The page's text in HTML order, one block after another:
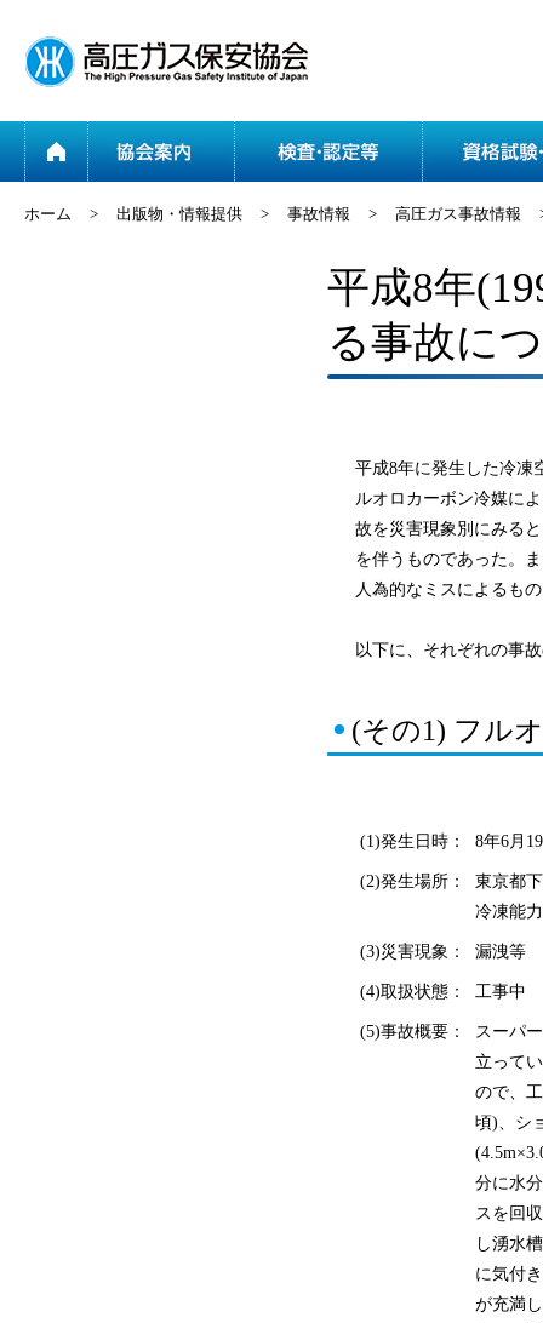
協会案内
ホーム > 出版物・情報提供 > 事故情報 > 高圧ガス事故情報
平成8年
る事故に
平成8年に発生した冷凍
ルオロカーボン冷媒に
故を災害現象別にみる
を伴うものであった。
人為的なミスによるも
以下に、それぞれの事
(その1) フル
(1)発生日時： 8年6月
(2)発生場所：
東京都
冷凍能
(3)災害現象： 漏洩等
(4)取扱状態： 工事中
(5)事故概要：
スーパ
立って
ので、
頃)、シ
分に水
スを回
し湧水
に気付
が充満